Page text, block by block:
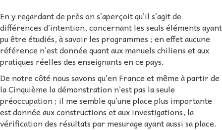
En y regardant de près on s’aperçoit qu’il s’agit de
différences d’intention, concernant les seuls éléments ayant
pu être étudiés, à savoir les programmes ; en effet aucune
référence n’est donnée quant aux manuels chiliens et aux
pratiques réelles des enseignants en ce pays.
De notre côté nous savons qu’en France et même à partir de
la Cinquième la démonstration n’est pas la seule
préoccupation ; il me semble qu’une place plus importante
est donnée aux constructions et aux investigations, la
vérification des résultats par mesurage ayant aussi sa place.